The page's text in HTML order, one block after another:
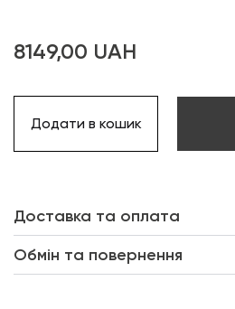
8149,00 UAH
Додати в кошик
Доставка та оплата
Обмін та повернення